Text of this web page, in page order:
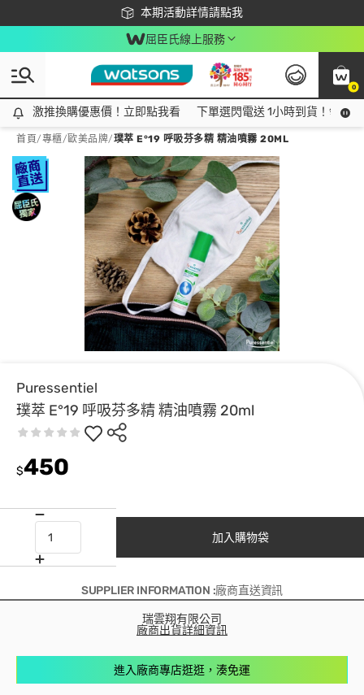
本期活動詳情請點我
下載app最高回饋$350
屈臣氏線上服務
0
激推換購優惠價！立即點我看
激推換購優惠價！立即點我看 下單選閃電送 1小時到貨！領神
首頁/專櫃/ 歐美品牌/璞萃 E°19 呼吸芬多精 精油噴霧 20ML
Puressentiel
璞萃 E°19 呼吸芬多精 精油噴霧 20ml
$450
加入購物袋
SUPPLIER INFORMATION :廠商直送資訊
瑞雲翔有限公司
廠商出貨詳細資訊
進入廠商專店逛逛，湊免運